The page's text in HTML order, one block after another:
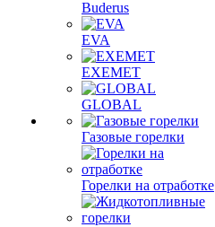
Buderus
EVA
EXEMET
GLOBAL
Газовые горелки
Горелки на отработке